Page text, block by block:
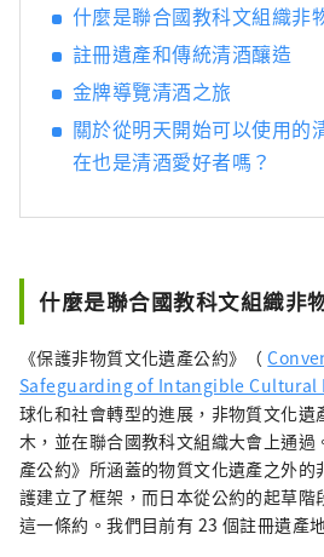
什麼是聯合國教科文組織非
註冊遺產和傳統清酒釀造
金牌導覽清酒之旅
關於從明天開始可以使用的
在也是清酒愛好者嗎？
什麼是聯合國教科文組織非
《保護非物質文化遺產公約》（
Safeguarding of Intangible Cultural
球化和社會轉型的進展，非物質文化遺
木，並在聯合國教科文組織大會上通過
產公約》所涵蓋的物質文化遺產之外
護建立了框架，而日本從公約的起草階
這一條約。我們目前有 23 個註冊遺產